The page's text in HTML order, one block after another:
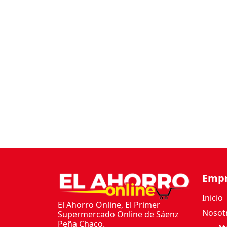
El Ahorro Online, El Primer
Supermercado Online de Sáenz
Peña Chaco.
Inicio